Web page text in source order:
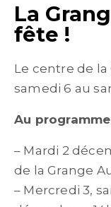
La
fête !
Le centre de
samedi 6 au
Au
– Mardi 2
de la Grange
– Mercredi 3,